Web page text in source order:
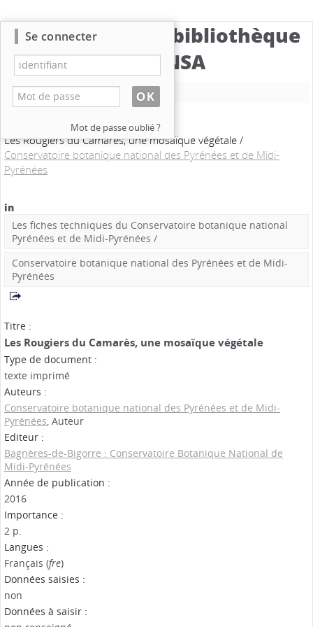
Catalogue de la bibliothèque
du CBNSA
Nouvelle recherche
Les Rougiers du Camarès, une mosaïque végétale/
Conservatoire botanique national des Pyrénées et de Midi-
Pyrénées
in
Les fiches techniques du Conservatoire botanique national
Pyrénées et de Midi-Pyrénées /
Conservatoire botanique national des Pyrénées et de Midi-
Pyrénées
Titre :
Les Rougiers du Camarès, une mosaïque végétale
Type de document :
texte imprimé
Auteurs :
Conservatoire botanique national des Pyrénées et de Midi-
Pyrénées, Auteur
Editeur :
Bagnères-de-Bigorre : Conservatoire Botanique National de
Midi-Pyrénées
Année de publication :
2016
Importance :
2 p.
Langues :
Français (fre)
Données saisies :
non
Données à saisir :
Se connecter
Mot de passe oublié ?